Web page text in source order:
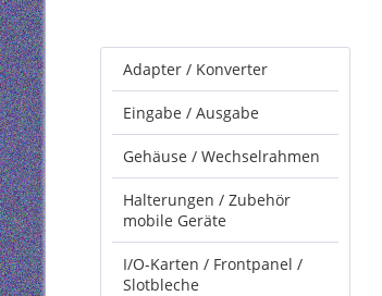
Adapter / Konverter
Eingabe / Ausgabe
Gehäuse / Wechselrahmen
Halterungen / Zubehör
mobile Geräte
I/O-Karten / Frontpanel /
Slotbleche